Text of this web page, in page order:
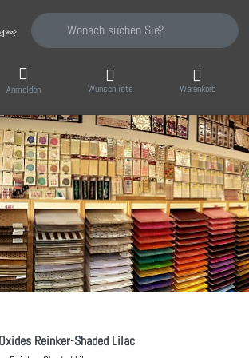
Geben Sie einen Suchbegriff ein. Während
Anmelden Wunschliste Warenkorb
Reinker-Shaded Lilac